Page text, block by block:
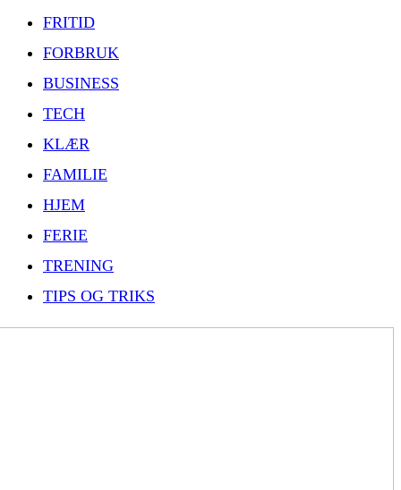
FRITID
FORBRUK
BUSINESS
TECH
KLÆR
FAMILIE
HJEM
FERIE
TRENING
TIPS OG TRIKS